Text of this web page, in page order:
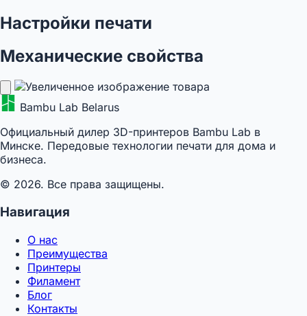
Настройки печати
Механические свойства
Bambu Lab Belarus
Официальный дилер 3D-принтеров Bambu Lab в
Минске. Передовые технологии печати для дома и
бизнеса.
© 2026. Все права защищены.
Навигация
О нас
Преимущества
Принтеры
Филамент
Блог
Контакты